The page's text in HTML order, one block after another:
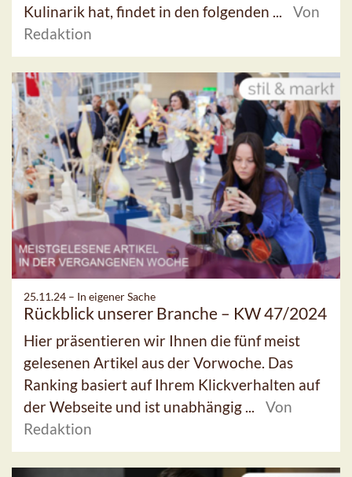
Kulinarik hat, findet in den folgenden ...
Von
Redaktion
25.11.24 – In eigener Sache
Rückblick unserer Branche – KW 47/2024
Hier präsentieren wir Ihnen die fünf meist
gelesenen Artikel aus der Vorwoche. Das
Ranking basiert auf Ihrem Klickverhalten auf
der Webseite und ist unabhängig ...
Von
Redaktion